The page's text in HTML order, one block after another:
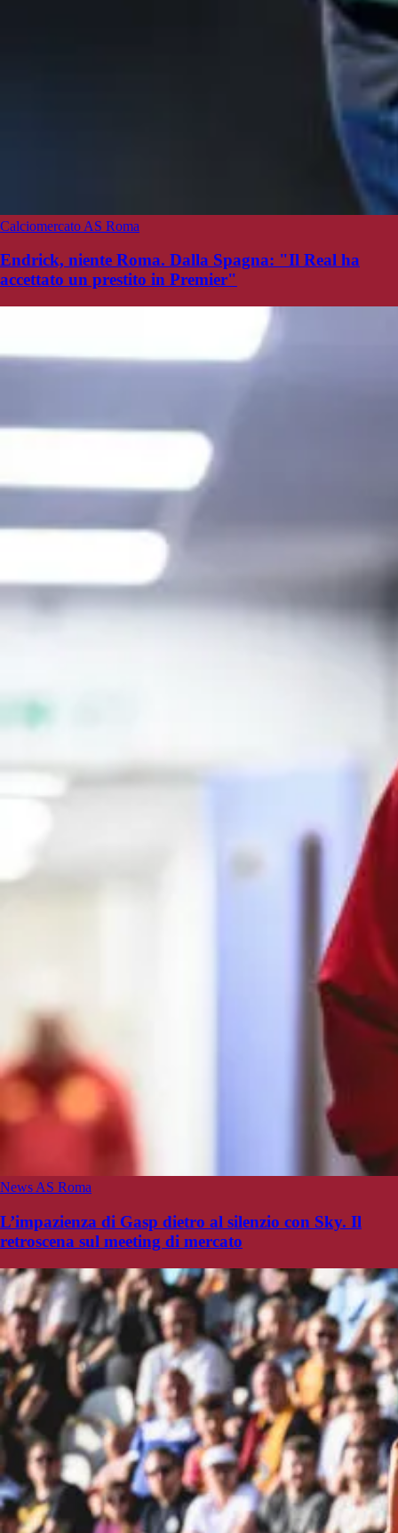
Calciomercato AS Roma
Endrick, niente Roma. Dalla Spagna: "Il Real ha
accettato un prestito in Premier"
News AS Roma
L’impazienza di Gasp dietro al silenzio con Sky. Il
retroscena sul meeting di mercato